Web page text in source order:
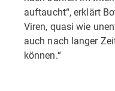
auftaucht“, erklärt
Viren, quasi wie
auch nach langer
können.“